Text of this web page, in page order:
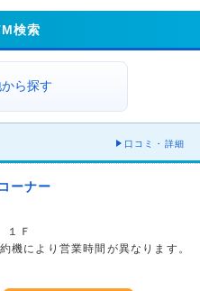
検索
ら探す
口コミ・詳細
ーナー
１Ｆ
により営業時間が異なります。